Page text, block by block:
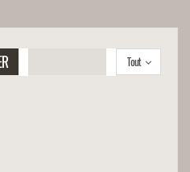
Tout